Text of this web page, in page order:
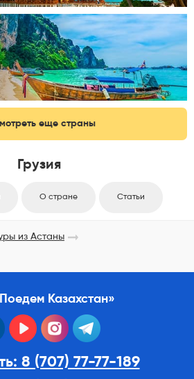
еще страны
Грузия
О стране Статьи
из Астаны
Казахстан»
facebook youtube instagram
8 (707) 77-77-189